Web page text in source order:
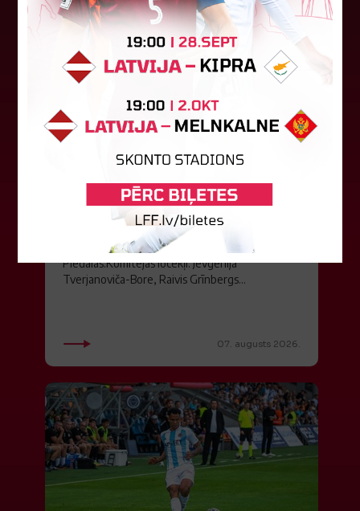
LFF DK 6. augusta lēmumi
LFF Disciplinārlietu komitejas sēdes protokols
Nr. DK 26/-38 Rīgā, 2026. gada 6. augustā.
Piedalās:Komitejas locekļi: Jevgenija
Tverjanoviča-Bore, Raivis Grīnbergs...
07. augusts 2026.